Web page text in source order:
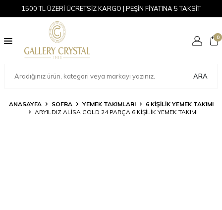
1500 TL ÜZERİ ÜCRETSİZ KARGO | PEŞİN FİYATINA 5 TAKSİT
ARA
0
ANASAYFA SOFRA YEMEK TAKIMLARI
6 KIŞILIK YEMEK TAKIMI
ARYILDIZ ALISA GOLD 24 PARÇA 6 KIŞILIK YEMEK TAKIMI